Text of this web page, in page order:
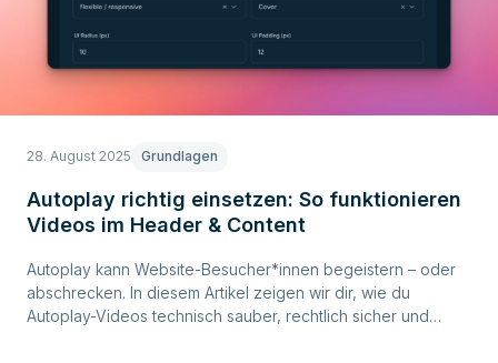
28. August 2025 Grundlagen
Autoplay richtig einsetzen: So funktionieren
Videos im Header & Content
Autoplay kann Website-Besucher*innen begeistern – oder
abschrecken. In diesem Artikel zeigen wir dir, wie du
Autoplay-Videos technisch sauber, rechtlich sicher und